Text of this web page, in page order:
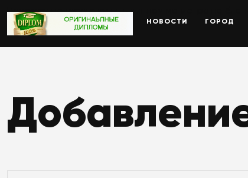
Поможем недорогокупить диплом магистра
НОВОСТИ ГОРОД